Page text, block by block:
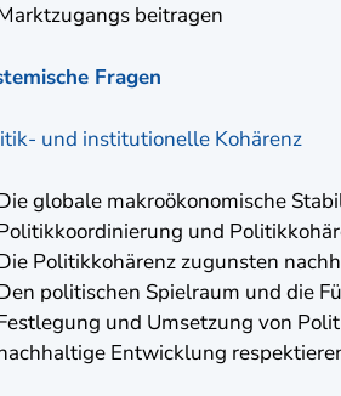
beitragen
Fragen
und institutionelle Kohärenz
globale makroökonomische
und
Politikkohärenz zugunsten
politischen Spielraum und die
und Umsetzung von
Entwicklung